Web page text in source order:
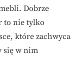
Dobrze
to nie tylko
które zachwyca
się w nim